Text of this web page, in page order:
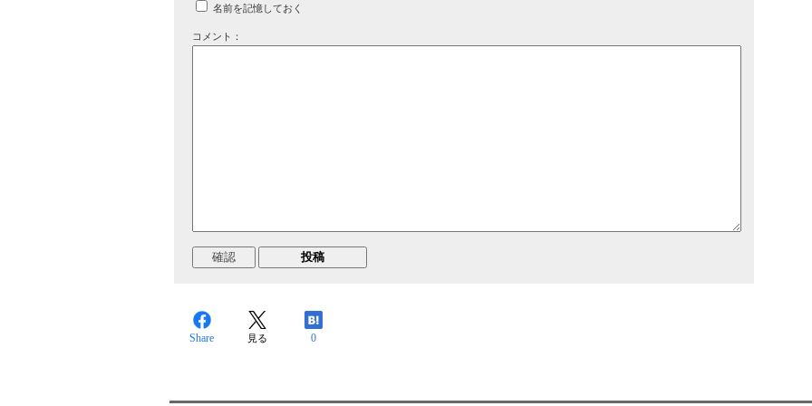
名前を記憶しておく
コメント：
Share 見る 0